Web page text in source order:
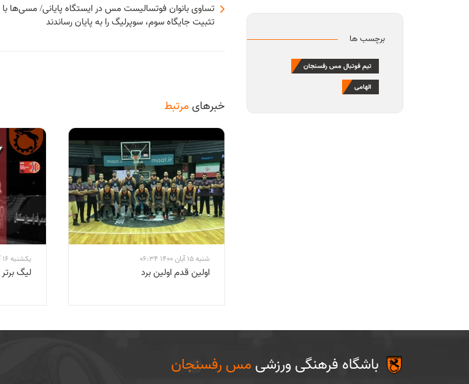
تساوی بانوان فوتسالیست مس در ایستگاه پایانی/ مسی‌ها با
تثبیت جایگاه سوم، سوپرلیگ را به پایان رساندند
خبرهایمرتبط
شنبه 15 آبان 1400 06:34
اولین قدم اولین برد
یکشنبه 16 آبان 1400 06:21
لیگ
برچسب ها
تیم فوتبال مس رفسنجان
الهامی
مس رفسنجان باشگاه فرهنگی ورزشی